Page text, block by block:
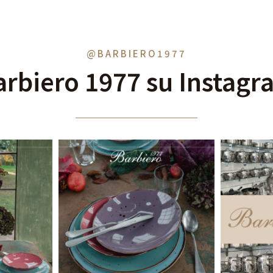
@BARBIERO1977
1977 su